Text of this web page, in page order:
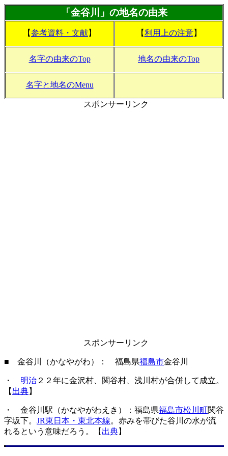
「金谷川」の地名の由来
【参考資料・文献】 【利用上の注意】
名字の由来のTop 地名の由来のTop
名字と地名のMenu
スポンサーリンク
スポンサーリンク
■ 金谷川（かなやがわ）： 福島県福島市金谷川
・ 明治 ２２年に金沢村、関谷村、浅川村が合併して成立。
【 出典】
・ 金谷川駅（かなやがわえき）：福島県福島市松川町関谷
字坂下。 JR東日本・東北本線。赤みを帯びた谷川の水が流
れるという意味だろう。【 出典】